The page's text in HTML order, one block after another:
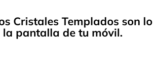
Cristales Templados son lo
pantalla de tu móvil.